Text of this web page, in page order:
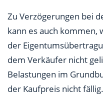
Zu Verzögerungen bei
kann es auch kommen,
der
dem Verkäufer nicht
Belastungen im
der Kaufpreis nicht fällig.